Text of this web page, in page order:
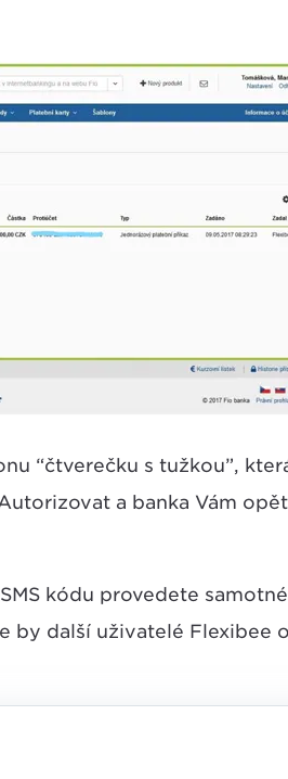
“čtverečku s tužkou”,
a banka Vám
kódu provedete
by další uživatelé Flexibee